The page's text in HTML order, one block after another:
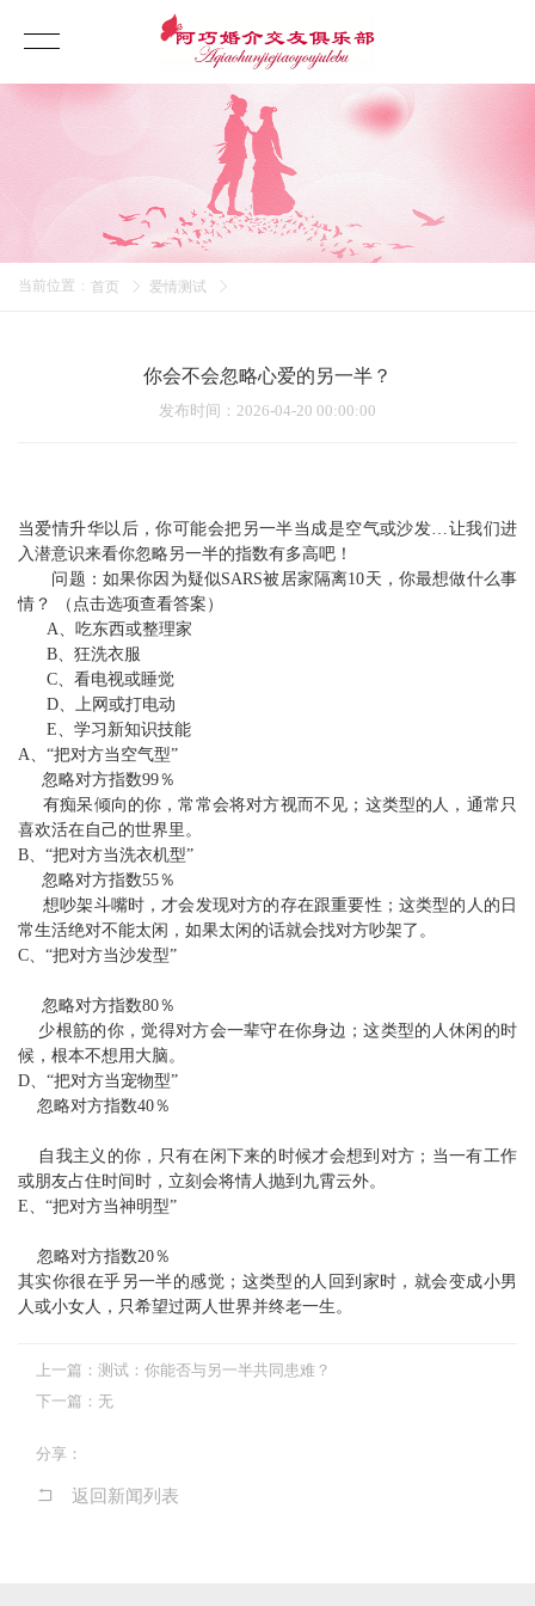
当前位置 : 首页 爱情测试
你会不会忽略心爱的另一半？
发布时间 ：2026-04-20 00:00:00
当爱情升华以后，你可能会把另一半当成是空气或沙发…让我们进
入潜意识来看你忽略另一半的指数有多高吧！
问题：如果你因为疑似SARS被居家隔离10天，你最想做什么事
情？ （点击选项查看答案）
A、吃东西或整理家
B、狂洗衣服
C、看电视或睡觉
D、上网或打电动
E、学习新知识技能
A、“把对方当空气型”
忽略对方指数99％
有痴呆倾向的你，常常会将对方视而不见；这类型的人，通常只
喜欢活在自己的世界里。
B、“把对方当洗衣机型”
忽略对方指数55％
想吵架斗嘴时，才会发现对方的存在跟重要性；这类型的人的日
常生活绝对不能太闲，如果太闲的话就会找对方吵架了。
C、“把对方当沙发型”
忽略对方指数80％
少根筋的你，觉得对方会一辈守在你身边；这类型的人休闲的时
候，根本不想用大脑。
D、“把对方当宠物型”
忽略对方指数40％
自我主义的你，只有在闲下来的时候才会想到对方；当一有工作
或朋友占住时间时，立刻会将情人抛到九霄云外。
E、“把对方当神明型”
忽略对方指数20％
其实你很在乎另一半的感觉；这类型的人回到家时，就会变成小男
人或小女人，只希望过两人世界并终老一生。
上一篇： 测试：你能否与另一半共同患难？
下一篇： 无
分享：
返回新闻列表